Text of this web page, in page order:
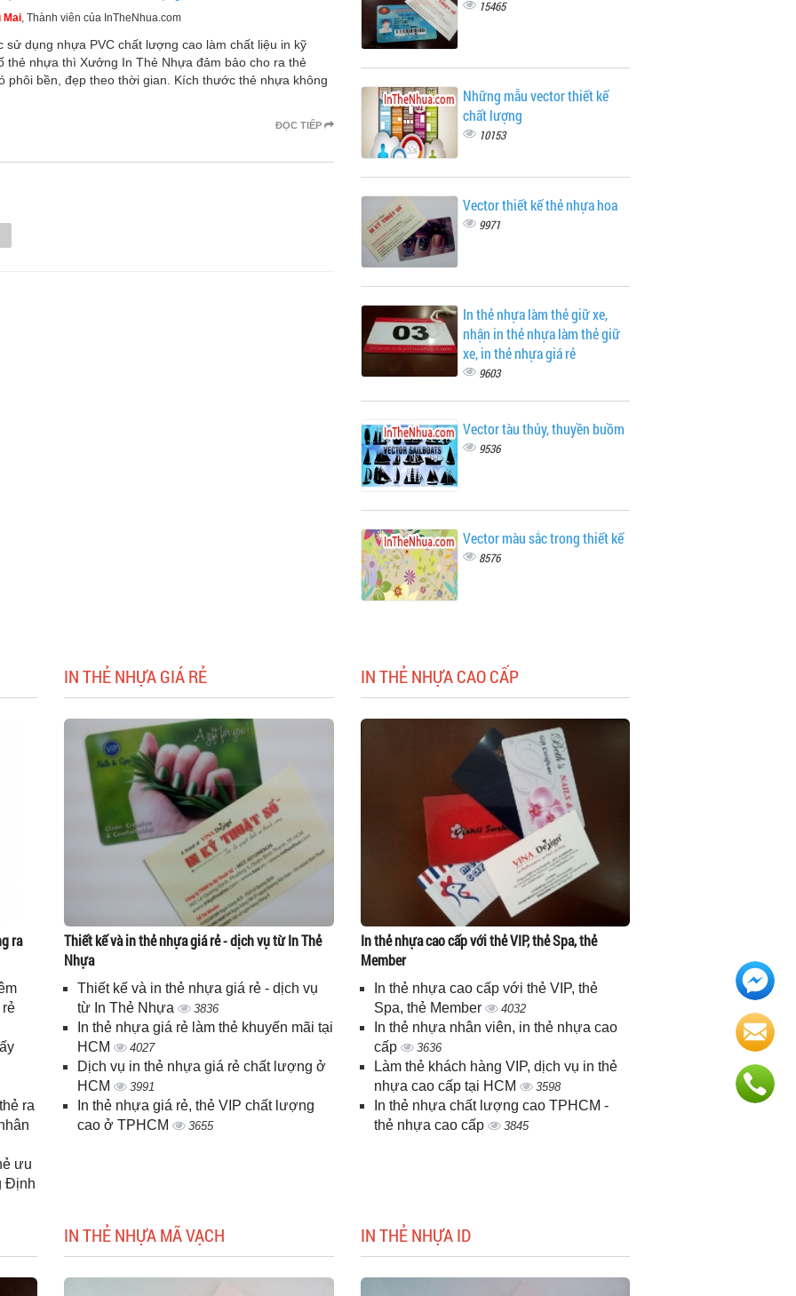
Mai, Thành viên của InTheNhua.com
sử dụng nhựa PVC chất lượng cao làm chất liệu in kỹ
thẻ nhựa thì Xưởng In Thẻ Nhựa đảm bảo cho ra thẻ
phôi bền, đẹp theo thời gian. Kích thước thẻ nhựa không
ĐỌC TIẾP
15465
Những mẫu vector thiết kế
chất lượng
10153
Vector thiết kế thẻ nhựa hoa
9971
In thẻ nhựa làm thẻ giữ xe,
nhận in thẻ nhựa làm thẻ giữ
xe, in thẻ nhựa giá rẻ
9603
Vector tàu thủy, thuyền buồm
9536
Vector màu sắc trong thiết kế
8576
ra
ra
ưu
Định
IN THẺ NHỰA GIÁ RẺ
Thiết kế và in thẻ nhựa giá rẻ - dịch vụ từ In Thẻ
Nhựa
Thiết kế và in thẻ nhựa giá rẻ - dịch vụ
từ In Thẻ Nhựa
3836
In thẻ nhựa giá rẻ làm thẻ khuyến mãi tại
HCM
4027
Dịch vụ in thẻ nhựa giá rẻ chất lượng ở
HCM
3991
In thẻ nhựa giá rẻ, thẻ VIP chất lượng
cao ở TPHCM
3655
IN THẺ NHỰA CAO CẤP
In thẻ nhựa cao cấp với thẻ VIP, thẻ Spa, thẻ
Member
In thẻ nhựa cao cấp với thẻ VIP, thẻ
Spa, thẻ Member
4032
In thẻ nhựa nhân viên, in thẻ nhựa cao
cấp
3636
Làm thẻ khách hàng VIP, dịch vụ in thẻ
nhựa cao cấp tại HCM
3598
In thẻ nhựa chất lượng cao TPHCM -
thẻ nhựa cao cấp
3845
IN THẺ NHỰA MÃ VẠCH IN THẺ NHỰA ID